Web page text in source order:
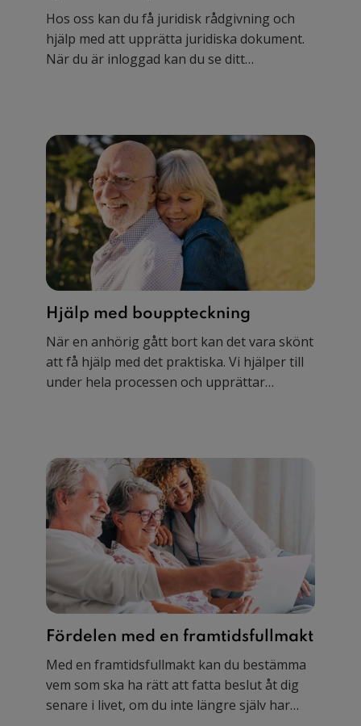
Hos oss kan du få juridisk rådgivning och
hjälp med att upprätta juridiska dokument.
När du är inloggad kan du se ditt
Hjälp med bouppteckning
När en anhörig gått bort kan det vara skönt
att få hjälp med det praktiska. Vi hjälper till
under hela processen och upprättar
Fördelen med en framtidsfullmakt
Med en framtidsfullmakt kan du bestämma
vem som ska ha rätt att fatta beslut åt dig
senare i livet, om du inte längre själv har